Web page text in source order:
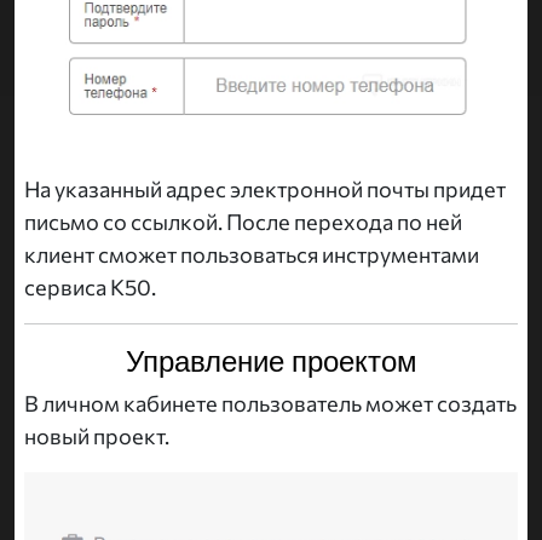
На указанный адрес электронной почты придет
письмо со ссылкой. После перехода по ней
клиент сможет пользоваться инструментами
сервиса K50.
Управление проектом
В личном кабинете пользователь может создать
новый проект.